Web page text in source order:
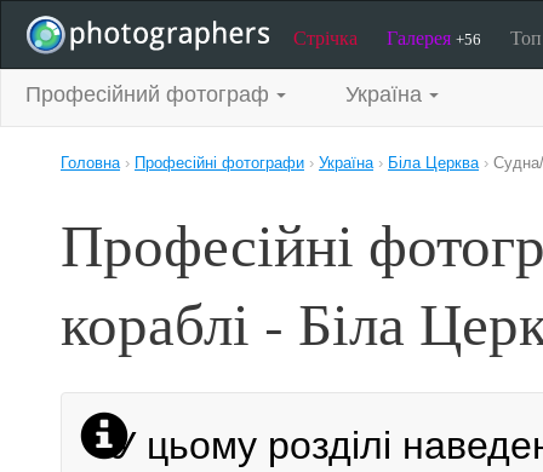
Стрічка Галерея +56
Професійний фотограф Україна
Головна› Професійні фотографи › Україна› Біла Церква› Судна/
Професійні
кораблі - Біла
У цьому розділі